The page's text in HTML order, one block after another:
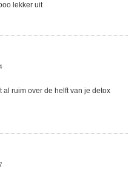
lekker uit
al ruim over de helft van je detox